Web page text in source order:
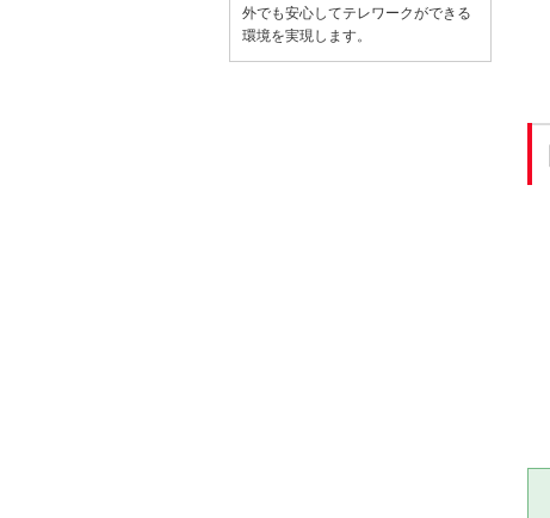
外でも安心してテレワークができる
環境を実現します。